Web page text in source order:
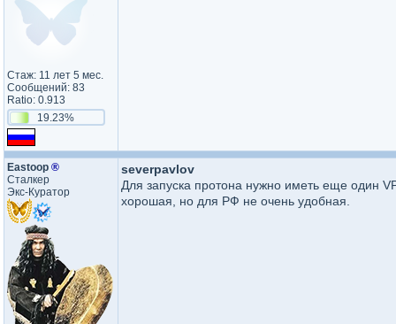
Стаж: 11 лет 5 мес.
Сообщений: 83
Ratio: 0.913
19.23%
Eastoop ®
Сталкер
Экс-Куратор
severpavlov
Для запуска протона нужно иметь еще один
хорошая, но для РФ не очень удобная.